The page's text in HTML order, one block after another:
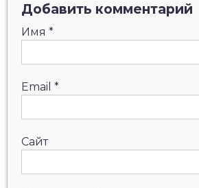
Добавить комментарий
Имя *
Email *
Сайт